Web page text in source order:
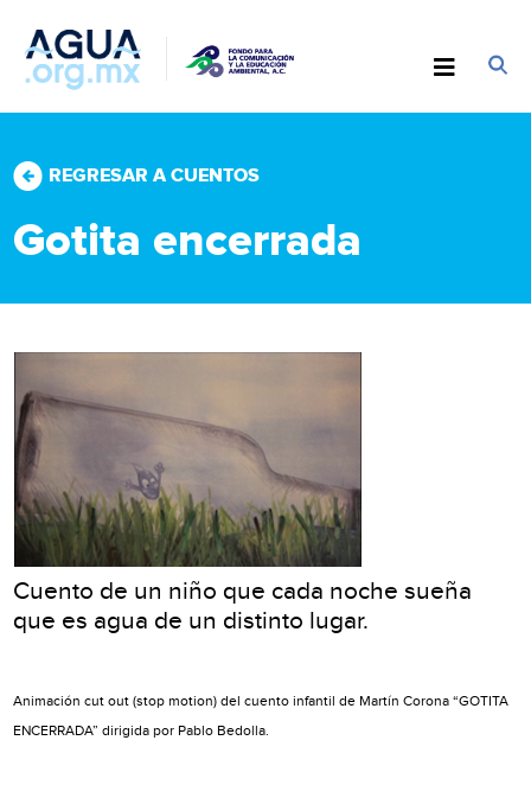
REGRESAR A CUENTOS
Gotita encerrada
Cuento de un niño que cada noche sueña
que es agua de un distinto lugar.
Animación cut out (stop motion) del cuento infantil de Martín Corona “GOTITA
ENCERRADA” dirigida por Pablo Bedolla.